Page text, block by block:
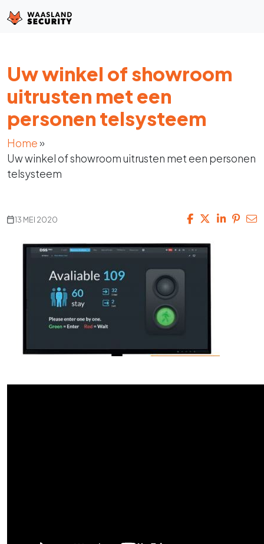
Uw winkel of showroom
uitrusten met een
personen telsysteem
Home»
Uw winkel of showroom uitrusten met een personen
telsysteem
13 MEI 2020